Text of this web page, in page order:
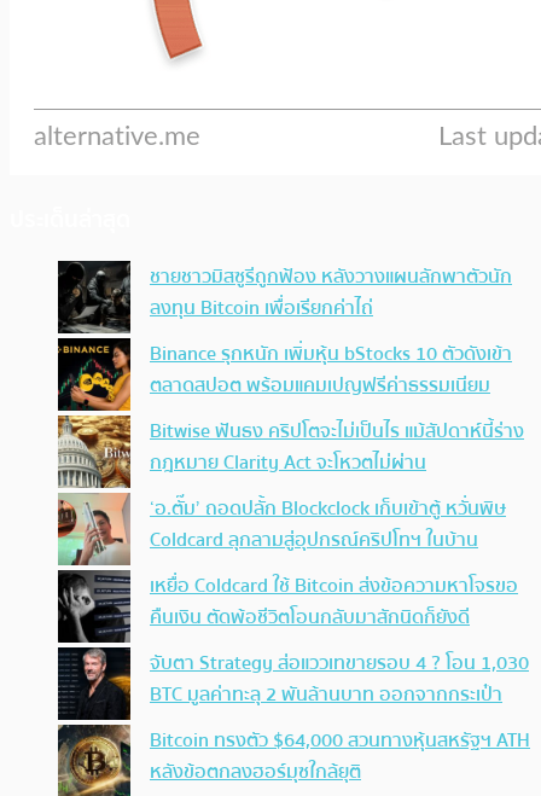
ชายชาวมิสซูรีถูกฟ้อง หลังวางแผนลักพาตัวนัก
ลงทุน Bitcoin เพื่อเรียกค่าไถ่
Binance รุกหนัก เพิ่มหุ้น bStocks 10 ตัวดังเข้า
ตลาดสปอต พร้อมแคมเปญฟรีค่าธรรมเนียม
Bitwise ฟันธง คริปโตจะไม่เป็นไร แม้สัปดาห์นี้ร่าง
กฎหมาย Clarity Act จะโหวตไม่ผ่าน
‘อ.ตั๊ม’ ถอดปลั้ก Blockclock เก็บเข้าตู้ หวั่นพิษ
Coldcard ลุกลามสู่อุปกรณ์คริปโทฯ ในบ้าน
เหยื่อ Coldcard ใช้ Bitcoin ส่งข้อความหาโจรขอ
คืนเงิน ตัดพ้อชีวิตโอนกลับมาสักนิดก็ยังดี
จับตา Strategy ส่อแววเทขายรอบ 4 ? โอน 1,030
BTC มูลค่าทะลุ 2 พันล้านบาท ออกจากกระเป๋า
Bitcoin ทรงตัว $64,000 สวนทางหุ้นสหรัฐฯ ATH
หลังข้อตกลงฮอร์มุซใกล้ยุติ